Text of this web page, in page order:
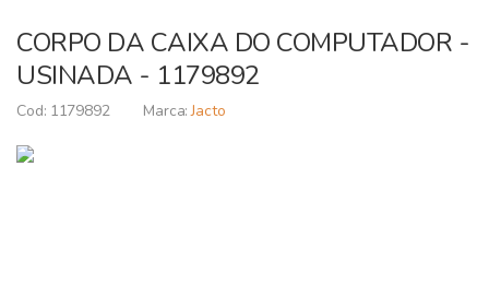
CORPO DA CAIXA DO COMPUTADOR -
USINADA - 1179892
1179892 Jacto